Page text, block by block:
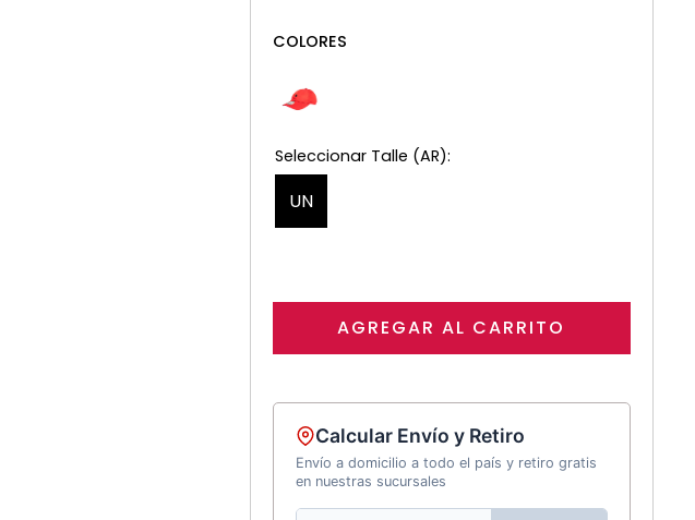
COLORES
UN
AGREGAR AL CARRITO
Calcular Envío y Retiro
Envío a domicilio a todo el país y retiro gratis
en nuestras sucursales